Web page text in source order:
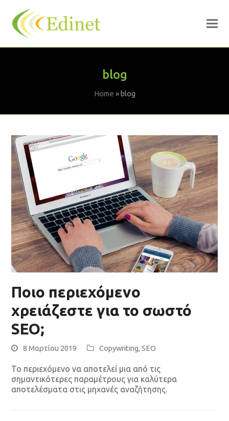
blog
Home »blog
Ποιο περιεχόμενο
χρειάζεστε για το σωστό
SEO;
8 Μαρτίου 2019 Copywriting,SEO
Το περιεχόμενο να αποτελεί μια από τις
σημαντικότερες παραμέτρους για καλύτερα
αποτελέσματα στις μηχανές αναζήτησης.